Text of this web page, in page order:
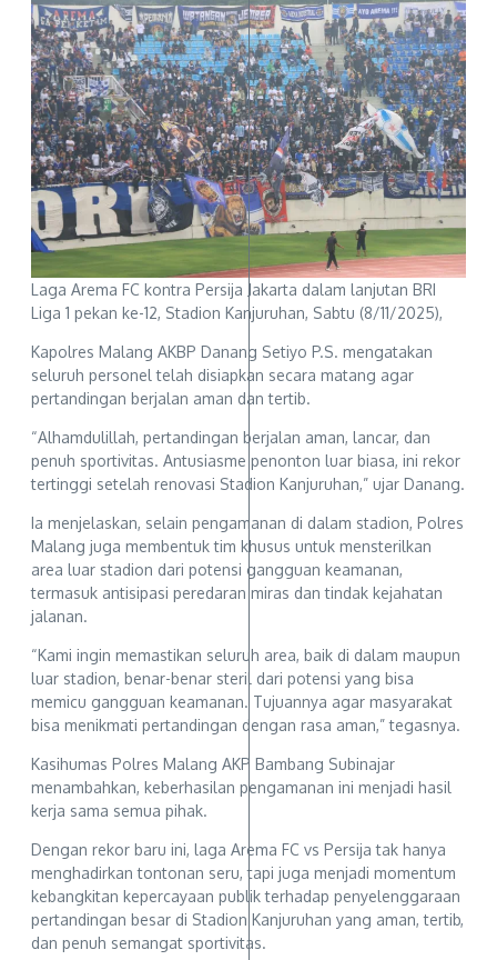
Laga Arema FC kontra Persija Jakarta dalam lanjutan BRI
Liga 1 pekan ke-12, Stadion Kanjuruhan, Sabtu (8/11/2025),
Kapolres Malang AKBP Danang Setiyo P.S. mengatakan
seluruh personel telah disiapkan secara matang agar
pertandingan berjalan aman dan tertib.
“Alhamdulillah, pertandingan berjalan aman, lancar, dan
penuh sportivitas. Antusiasme penonton luar biasa, ini rekor
tertinggi setelah renovasi Stadion Kanjuruhan,” ujar Danang.
Ia menjelaskan, selain pengamanan di dalam stadion, Polres
Malang juga membentuk tim khusus untuk mensterilkan
area luar stadion dari potensi gangguan keamanan,
termasuk antisipasi peredaran miras dan tindak kejahatan
jalanan.
“Kami ingin memastikan seluruh area, baik di dalam maupun
luar stadion, benar-benar steril dari potensi yang bisa
memicu gangguan keamanan. Tujuannya agar masyarakat
bisa menikmati pertandingan dengan rasa aman,” tegasnya.
Kasihumas Polres Malang AKP Bambang Subinajar
menambahkan, keberhasilan pengamanan ini menjadi hasil
kerja sama semua pihak.
Dengan rekor baru ini, laga Arema FC vs Persija tak hanya
menghadirkan tontonan seru, tapi juga menjadi momentum
kebangkitan kepercayaan publik terhadap penyelenggaraan
pertandingan besar di Stadion Kanjuruhan yang aman, tertib,
dan penuh semangat sportivitas.